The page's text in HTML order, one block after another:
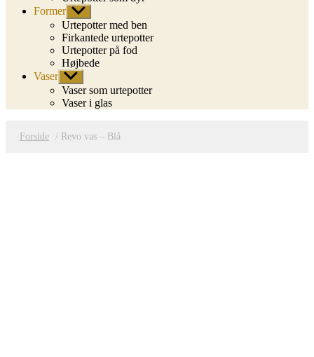
Former Vis
undermenu
Urtepotter med ben
Firkantede urtepotter
Urtepotter på fod
Højbede
Vaser Vis
undermenu
Vaser som urtepotter
Vaser i glas
Forside / Revo vas – Blå